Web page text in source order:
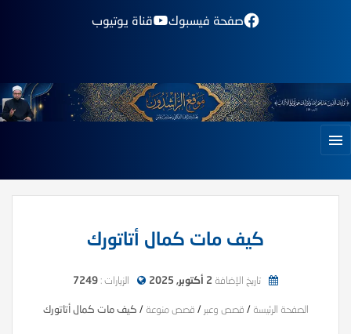
صفحة فيسبوك قناة يوتيوب
كيف مات كمال أتاتورك
تاريخ الإضافة 2 أكتوبر, 2025 الزيارات : 7249
الصفحة الرئيسة / قصص وعبر / قصص منوعة / كيف مات كمال أتاتورك